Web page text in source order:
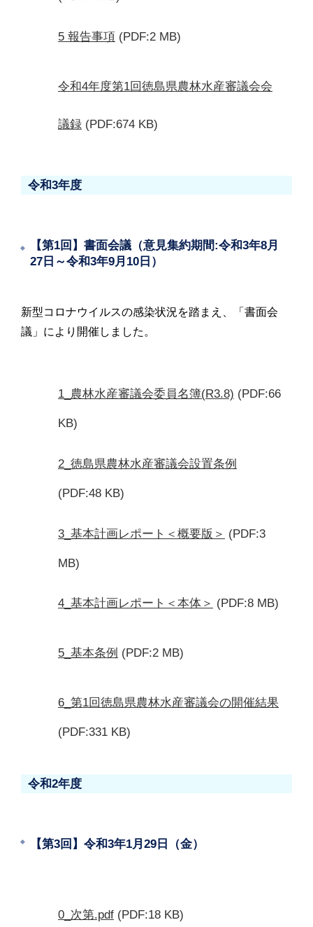
5 報告事項 (PDF:2 MB)
令和4年度第1回徳島県農林水産審議会会
議録 (PDF:674 KB)
令和3年度
【第1回】書面会議（意見集約期間:令和3年8月
27日～令和3年9月10日）
新型コロナウイルスの感染状況を踏まえ、「書面会
議」により開催しました。
1_農林水産審議会委員名簿(R3.8) (PDF:66
KB)
2_徳島県農林水産審議会設置条例
(PDF:48 KB)
3_基本計画レポート＜概要版＞ (PDF:3
MB)
4_基本計画レポート＜本体＞ (PDF:8 MB)
5_基本条例 (PDF:2 MB)
6_第1回徳島県農林水産審議会の開催結果
(PDF:331 KB)
令和2年度
【第3回】令和3年1月29日（金）
0_次第.pdf (PDF:18 KB)